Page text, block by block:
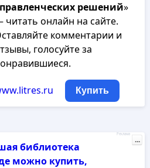
решений»
читать онлайн на сайте.
комментарии и
голосуйте за
Купить
библиотека
можно купить,
Реклама
...